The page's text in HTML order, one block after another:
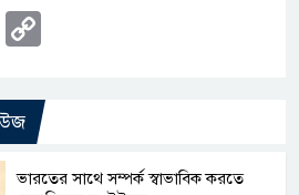
Facebook
ভারতের সাথে সম্পর্ক স্বাভাবিক করতে